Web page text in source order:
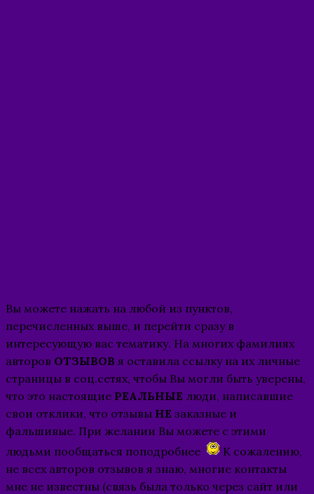
Вы можете нажать на любой из пунктов,
перечисленных выше, и перейти сразу в
интересующую вас тематику. На многих фамилиях
авторов ОТЗЫВОВ я оставила ссылку на их личные
страницы в соц.сетях, чтобы Вы могли быть уверены,
что это настоящие РЕАЛЬНЫЕ люди, написавшие
свои отклики, что отзывы НЕ заказные и
фальшивые. При желании Вы можете с этими
людьми пообщаться поподробнее
К сожалению,
не всех авторов отзывов я знаю, многие контакты
мне не известны (связь была только через сайт или